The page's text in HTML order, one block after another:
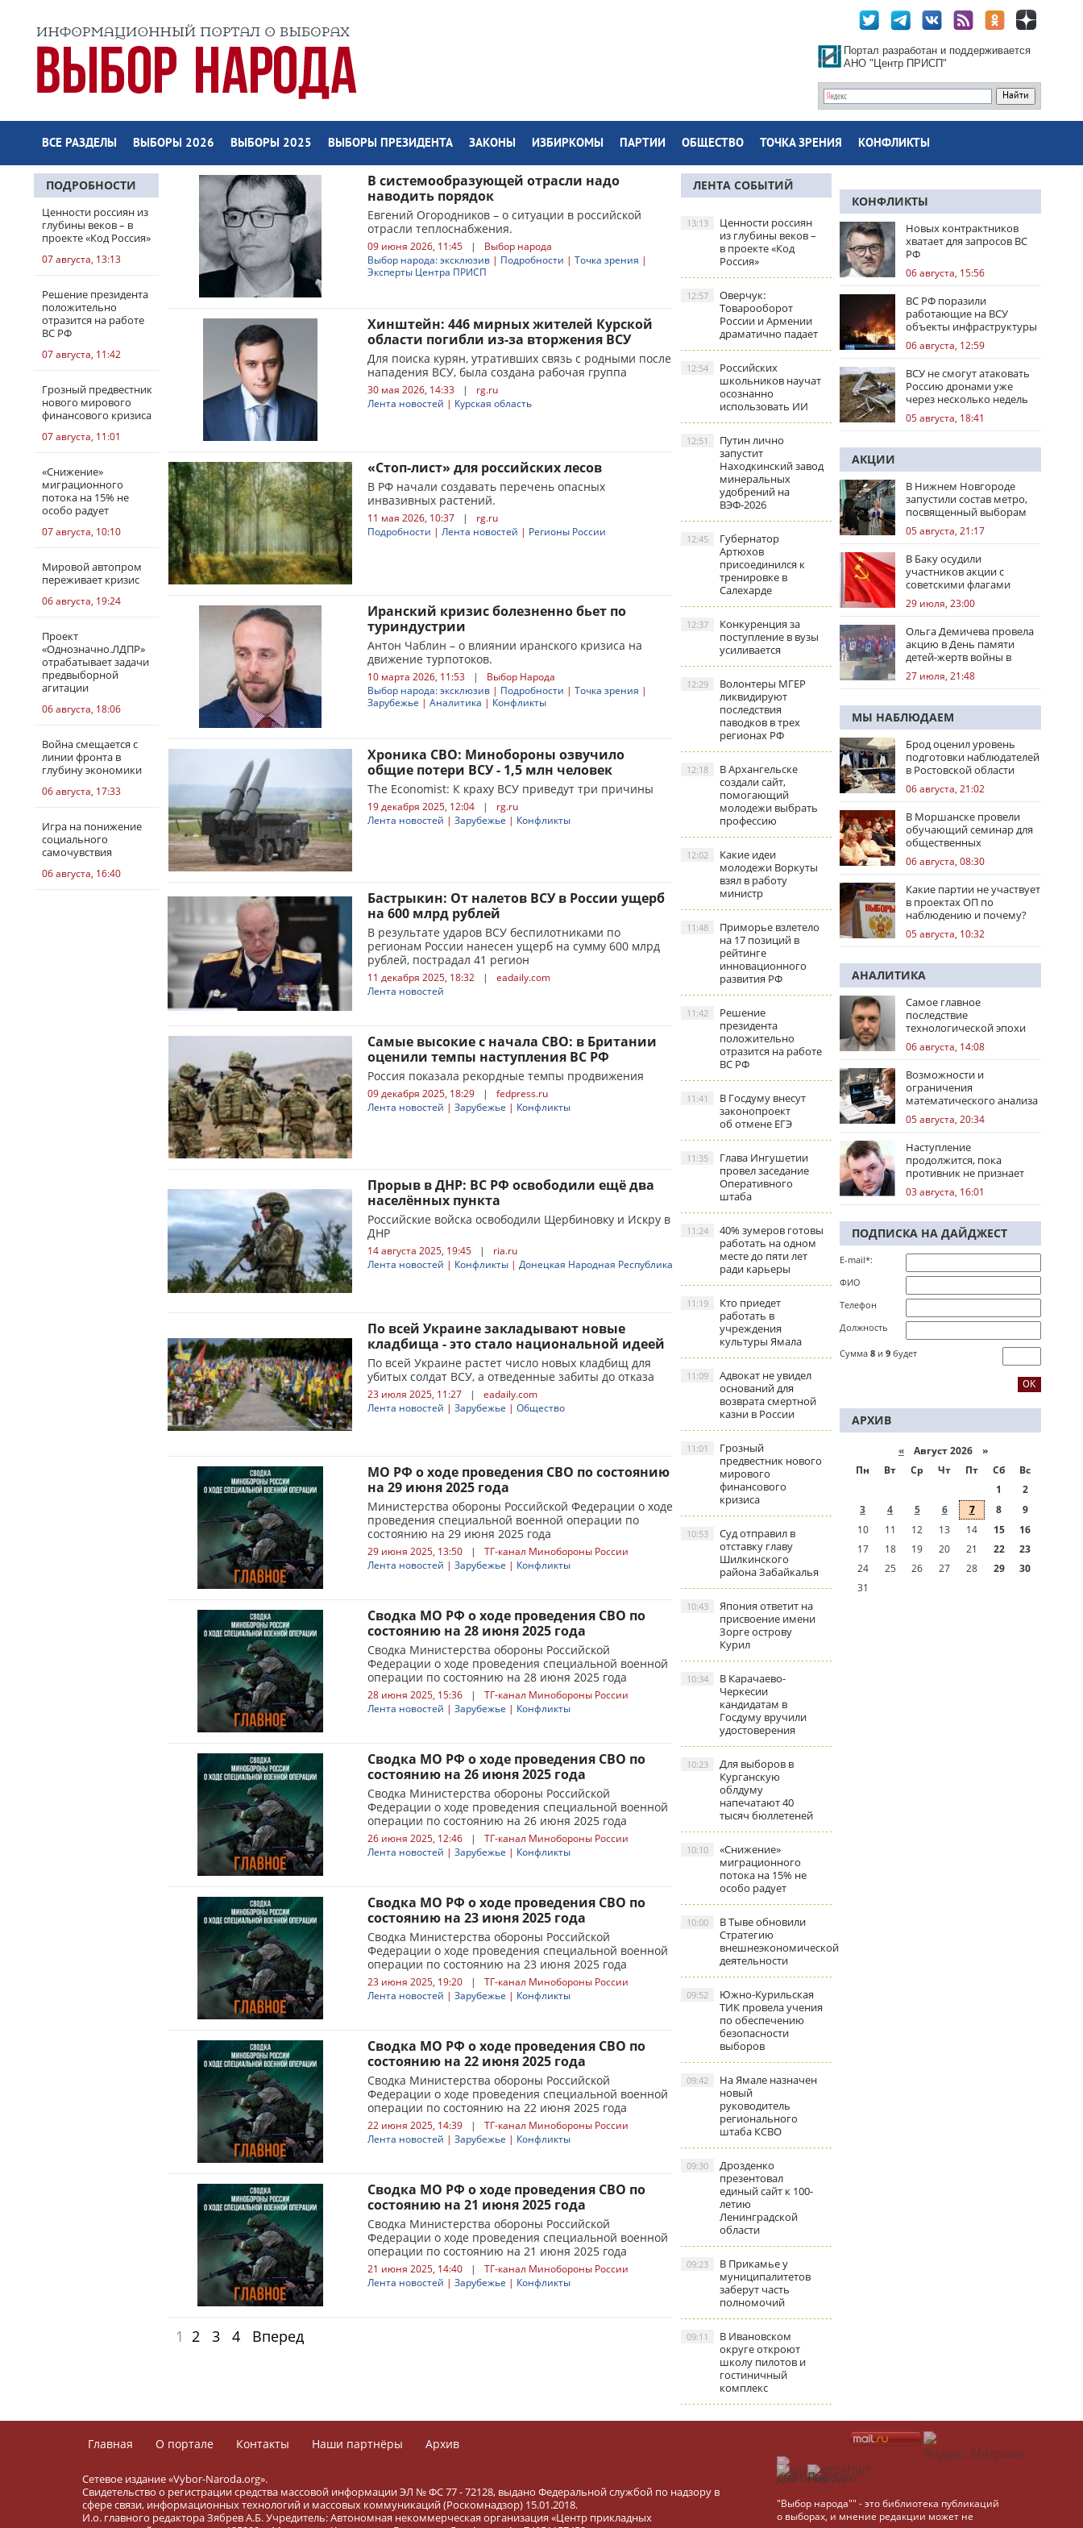
Портал разработан и поддерживается
АНО "Центр ПРИСП"
ВСЕ РАЗДЕЛЫ ВЫБОРЫ 2026 ВЫБОРЫ 2025 ВЫБОРЫ ПРЕЗИДЕНТА ЗАКОНЫ ИЗБИРКОМЫ ПАРТИИ ОБЩЕСТВО ТОЧКА ЗРЕНИЯ КОНФЛИКТЫ
ПОДРОБНОСТИ
Ценности россиян из
глубины веков – в
проекте «Код Россия»
07 августа, 13:13
Решение президента
положительно
отразится на работе
ВС РФ
07 августа, 11:42
Грозный предвестник
нового мирового
финансового кризиса
07 августа, 11:01
«Снижение»
миграционного
потока на 15% не
особо радует
07 августа, 10:10
Мировой автопром
переживает кризис
06 августа, 19:24
Проект
«Однозначно.ЛДПР»
отрабатывает задачи
предвыборной
агитации
06 августа, 18:06
Война смещается с
линии фронта в
глубину экономики
06 августа, 17:33
Игра на понижение
социального
самочувствия
06 августа, 16:40
В системообразующей отрасли надо
наводить порядок
Евгений Огородников – о ситуации в российской
отрасли теплоснабжения.
09 июня 2026, 11:45 |
Выбор народа
Выбор народа: эксклюзив | Подробности | Точка зрения |
Эксперты Центра ПРИСП
Хинштейн: 446 мирных жителей Курской
области погибли из-за вторжения ВСУ
Для поиска курян, утративших связь с родными после
нападения ВСУ, была создана рабочая группа
30 мая 2026, 14:33 |
rg.ru
Лента новостей | Курская область
«Стоп-лист» для российских лесов
В РФ начали создавать перечень опасных
инвазивных растений.
11 мая 2026, 10:37 |
rg.ru
Подробности | Лента новостей | Регионы России
Иранский кризис болезненно бьет по
туриндустрии
Антон Чаблин – о влиянии иранского кризиса на
движение турпотоков.
10 марта 2026, 11:53 |
Выбор Народа
Выбор народа: эксклюзив | Подробности | Точка зрения |
Зарубежье | Аналитика | Конфликты
Хроника СВО: Минобороны озвучило
общие потери ВСУ - 1,5 млн человек
The Economist: К краху ВСУ приведут три причины
19 декабря 2025, 12:04 |
rg.ru
Лента новостей | Зарубежье | Конфликты
Бастрыкин: От налетов ВСУ в России ущерб
на 600 млрд рублей
В результате ударов ВСУ беспилотниками по
регионам России нанесен ущерб на сумму 600 млрд
рублей, пострадал 41 регион
11 декабря 2025, 18:32 |
eadaily.com
Лента новостей
Самые высокие с начала СВО: в Британии
оценили темпы наступления ВС РФ
Россия показала рекордные темпы продвижения
09 декабря 2025, 18:29 |
fedpress.ru
Лента новостей | Зарубежье | Конфликты
Прорыв в ДНР: ВС РФ освободили ещё два
населённых пункта
Российские войска освободили Щербиновку и Искру в
ДНР
14 августа 2025, 19:45 |
ria.ru
Лента новостей | Конфликты | Донецкая Народная Республика
По всей Украине закладывают новые
кладбища - это стало национальной идеей
По всей Украине растет число новых кладбищ для
убитых солдат ВСУ, а отведенные забиты до отказа
23 июля 2025, 11:27 |
eadaily.com
Лента новостей | Зарубежье | Общество
МО РФ о ходе проведения СВО по состоянию
на 29 июня 2025 года
Министерства обороны Российской Федерации о ходе
проведения специальной военной операции по
состоянию на 29 июня 2025 года
29 июня 2025, 13:50 |
ТГ-канал Минобороны России
Лента новостей | Зарубежье | Конфликты
Сводка МО РФ о ходе проведения СВО по
состоянию на 28 июня 2025 года
Сводка Министерства обороны Российской
Федерации о ходе проведения специальной военной
операции по состоянию на 28 июня 2025 года
28 июня 2025, 15:36 |
ТГ-канал Минобороны России
Лента новостей | Зарубежье | Конфликты
Сводка МО РФ о ходе проведения СВО по
состоянию на 26 июня 2025 года
Сводка Министерства обороны Российской
Федерации о ходе проведения специальной военной
операции по состоянию на 26 июня 2025 года
26 июня 2025, 12:46 |
ТГ-канал Минобороны России
Лента новостей | Зарубежье | Конфликты
Сводка МО РФ о ходе проведения СВО по
состоянию на 23 июня 2025 года
Сводка Министерства обороны Российской
Федерации о ходе проведения специальной военной
операции по состоянию на 23 июня 2025 года
23 июня 2025, 19:20 |
ТГ-канал Минобороны России
Лента новостей | Зарубежье | Конфликты
Сводка МО РФ о ходе проведения СВО по
состоянию на 22 июня 2025 года
Сводка Министерства обороны Российской
Федерации о ходе проведения специальной военной
операции по состоянию на 22 июня 2025 года
22 июня 2025, 14:39 |
ТГ-канал Минобороны России
Лента новостей | Зарубежье | Конфликты
Сводка МО РФ о ходе проведения СВО по
состоянию на 21 июня 2025 года
Сводка Министерства обороны Российской
Федерации о ходе проведения специальной военной
операции по состоянию на 21 июня 2025 года
21 июня 2025, 14:40 |
ТГ-канал Минобороны России
Лента новостей | Зарубежье | Конфликты
1 2 3 4 Вперед
ЛЕНТА СОБЫТИЙ
Ценности россиян
из глубины веков –
в проекте «Код
Россия»
13:13
Оверчук:
Товарооборот
России и Армении
драматично падает
12:57
Российских
школьников научат
осознанно
использовать ИИ
12:54
Путин лично
запустит
Находкинский завод
минеральных
удобрений на
ВЭФ-2026
12:51
Губернатор
Артюхов
присоединился к
тренировке в
Салехарде
12:45
Конкуренция за
поступление в вузы
усиливается
12:37
Волонтеры МГЕР
ликвидируют
последствия
паводков в трех
регионах РФ
12:29
В Архангельске
создали сайт,
помогающий
молодежи выбрать
профессию
12:18
Какие идеи
молодежи Воркуты
взял в работу
министр
12:02
Приморье взлетело
на 17 позиций в
рейтинге
инновационного
развития РФ
11:48
Решение
президента
положительно
отразится на работе
ВС РФ
11:42
В Госдуму внесут
законопроект
об отмене ЕГЭ
11:41
Глава Ингушетии
провел заседание
Оперативного
штаба
11:35
40% зумеров готовы
работать на одном
месте до пяти лет
ради карьеры
11:24
Кто приедет
работать в
учреждения
культуры Ямала
11:19
Адвокат не увидел
оснований для
возврата смертной
казни в России
11:09
Грозный
предвестник нового
мирового
финансового
кризиса
11:01
Суд отправил в
отставку главу
Шилкинского
района Забайкалья
10:53
Япония ответит на
присвоение имени
Зорге острову
Курил
10:43
В Карачаево-
Черкесии
кандидатам в
Госдуму вручили
удостоверения
10:34
Для выборов в
Курганскую
облдуму
напечатают 40
тысяч бюллетеней
10:23
«Снижение»
миграционного
потока на 15% не
особо радует
10:10
В Тыве обновили
Стратегию
внешнеэкономической
деятельности
10:00
Южно-Курильская
ТИК провела учения
по обеспечению
безопасности
выборов
09:52
На Ямале назначен
новый
руководитель
регионального
штаба КСВО
09:42
Дрозденко
презентовал
единый сайт к 100-
летию
Ленинградской
области
09:30
В Прикамье у
муниципалитетов
заберут часть
полномочий
09:23
В Ивановском
округе откроют
школу пилотов и
гостиничный
комплекс
09:11
КОНФЛИКТЫ
Новых контрактников
хватает для запросов ВС
РФ
06 августа, 15:56
ВС РФ поразили
работающие на ВСУ
объекты инфраструктуры
и центры логистики
06 августа, 12:59
ВСУ не смогут атаковать
Россию дронами уже
через несколько недель
05 августа, 18:41
АКЦИИ
В Нижнем Новгороде
запустили состав метро,
посвященный выборам
05 августа, 21:17
В Баку осудили
участников акции с
советскими флагами
29 июля, 23:00
Ольга Демичева провела
акцию в День памяти
детей-жертв войны в
Донбассе
27 июля, 21:48
МЫ НАБЛЮДАЕМ
Брод оценил уровень
подготовки наблюдателей
в Ростовской области
06 августа, 21:02
В Моршанске провели
обучающий семинар для
общественных
наблюдателей
06 августа, 08:30
Какие партии не участвует
в проектах ОП по
наблюдению и почему?
05 августа, 10:32
АНАЛИТИКА
Самое главное
последствие
технологической эпохи
06 августа, 14:08
Возможности и
ограничения
математического анализа
избирательных кампаний
05 августа, 20:34
Наступление
продолжится, пока
противник не признает
стратегическое
поражение
03 августа, 16:01
ПОДПИСКА НА ДАЙДЖЕСТ
E-mail*:
ФИО
Телефон
Должность
Сумма 8 и 9 будет
АРХИВ
« Август 2026 »
Пн
Вт Ср Чт Пт Сб
Вс
1
2
3
4 5 6 7 8
9
10
11 12 13 14 15
16
17
18 19 20 21 22
23
24
25 26 27 28 29
30
31
Главная О портале Контакты Наши партнёры Архив
Сетевое издание «Vybor-Naroda.org».
Свидетельство о регистрации средства массовой информации ЭЛ № ФС 77 - 72128, выдано Федеральной службой по надзору в
сфере связи, информационных технологий и массовых коммуникаций (Роскомнадзор) 15.01.2018.
И.о. главного редактора Зябрев А.Б. Учредитель: Автономная некоммерческая организация «Центр прикладных
"Выбор народа"" - это библиотека публикаций
о выборах, и мнение редакции может не